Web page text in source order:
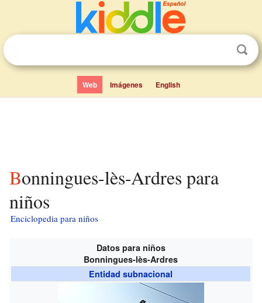
Web Imágenes English
Bonningues-lès-Ardres para
niños
Enciclopedia para niños
Datos para niños
Bonningues-lès-Ardres
Entidad subnacional